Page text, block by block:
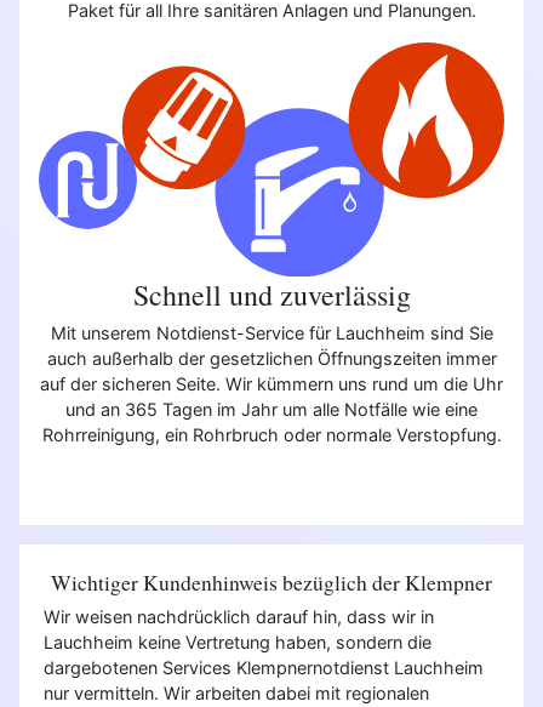
Paket für all Ihre sanitären Anlagen und Planungen.
Schnell und zuverlässig
Mit unserem Notdienst-Service für Lauchheim sind Sie
auch außerhalb der gesetzlichen Öffnungszeiten immer
auf der sicheren Seite. Wir kümmern uns rund um die Uhr
und an 365 Tagen im Jahr um alle Notfälle wie eine
Rohrreinigung, ein Rohrbruch oder normale Verstopfung.
Wichtiger Kundenhinweis bezüglich der Klempner
Wir weisen nachdrücklich darauf hin, dass wir in
Lauchheim keine Vertretung haben, sondern die
dargebotenen Services Klempnernotdienst Lauchheim
nur vermitteln. Wir arbeiten dabei mit regionalen